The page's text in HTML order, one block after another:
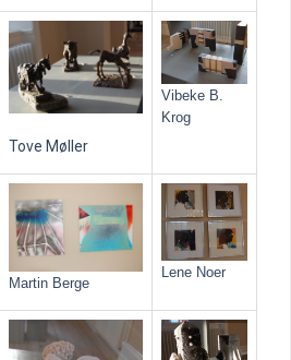
Tove Møller
Vibeke B.
Krog
Martin Berge
Lene Noer